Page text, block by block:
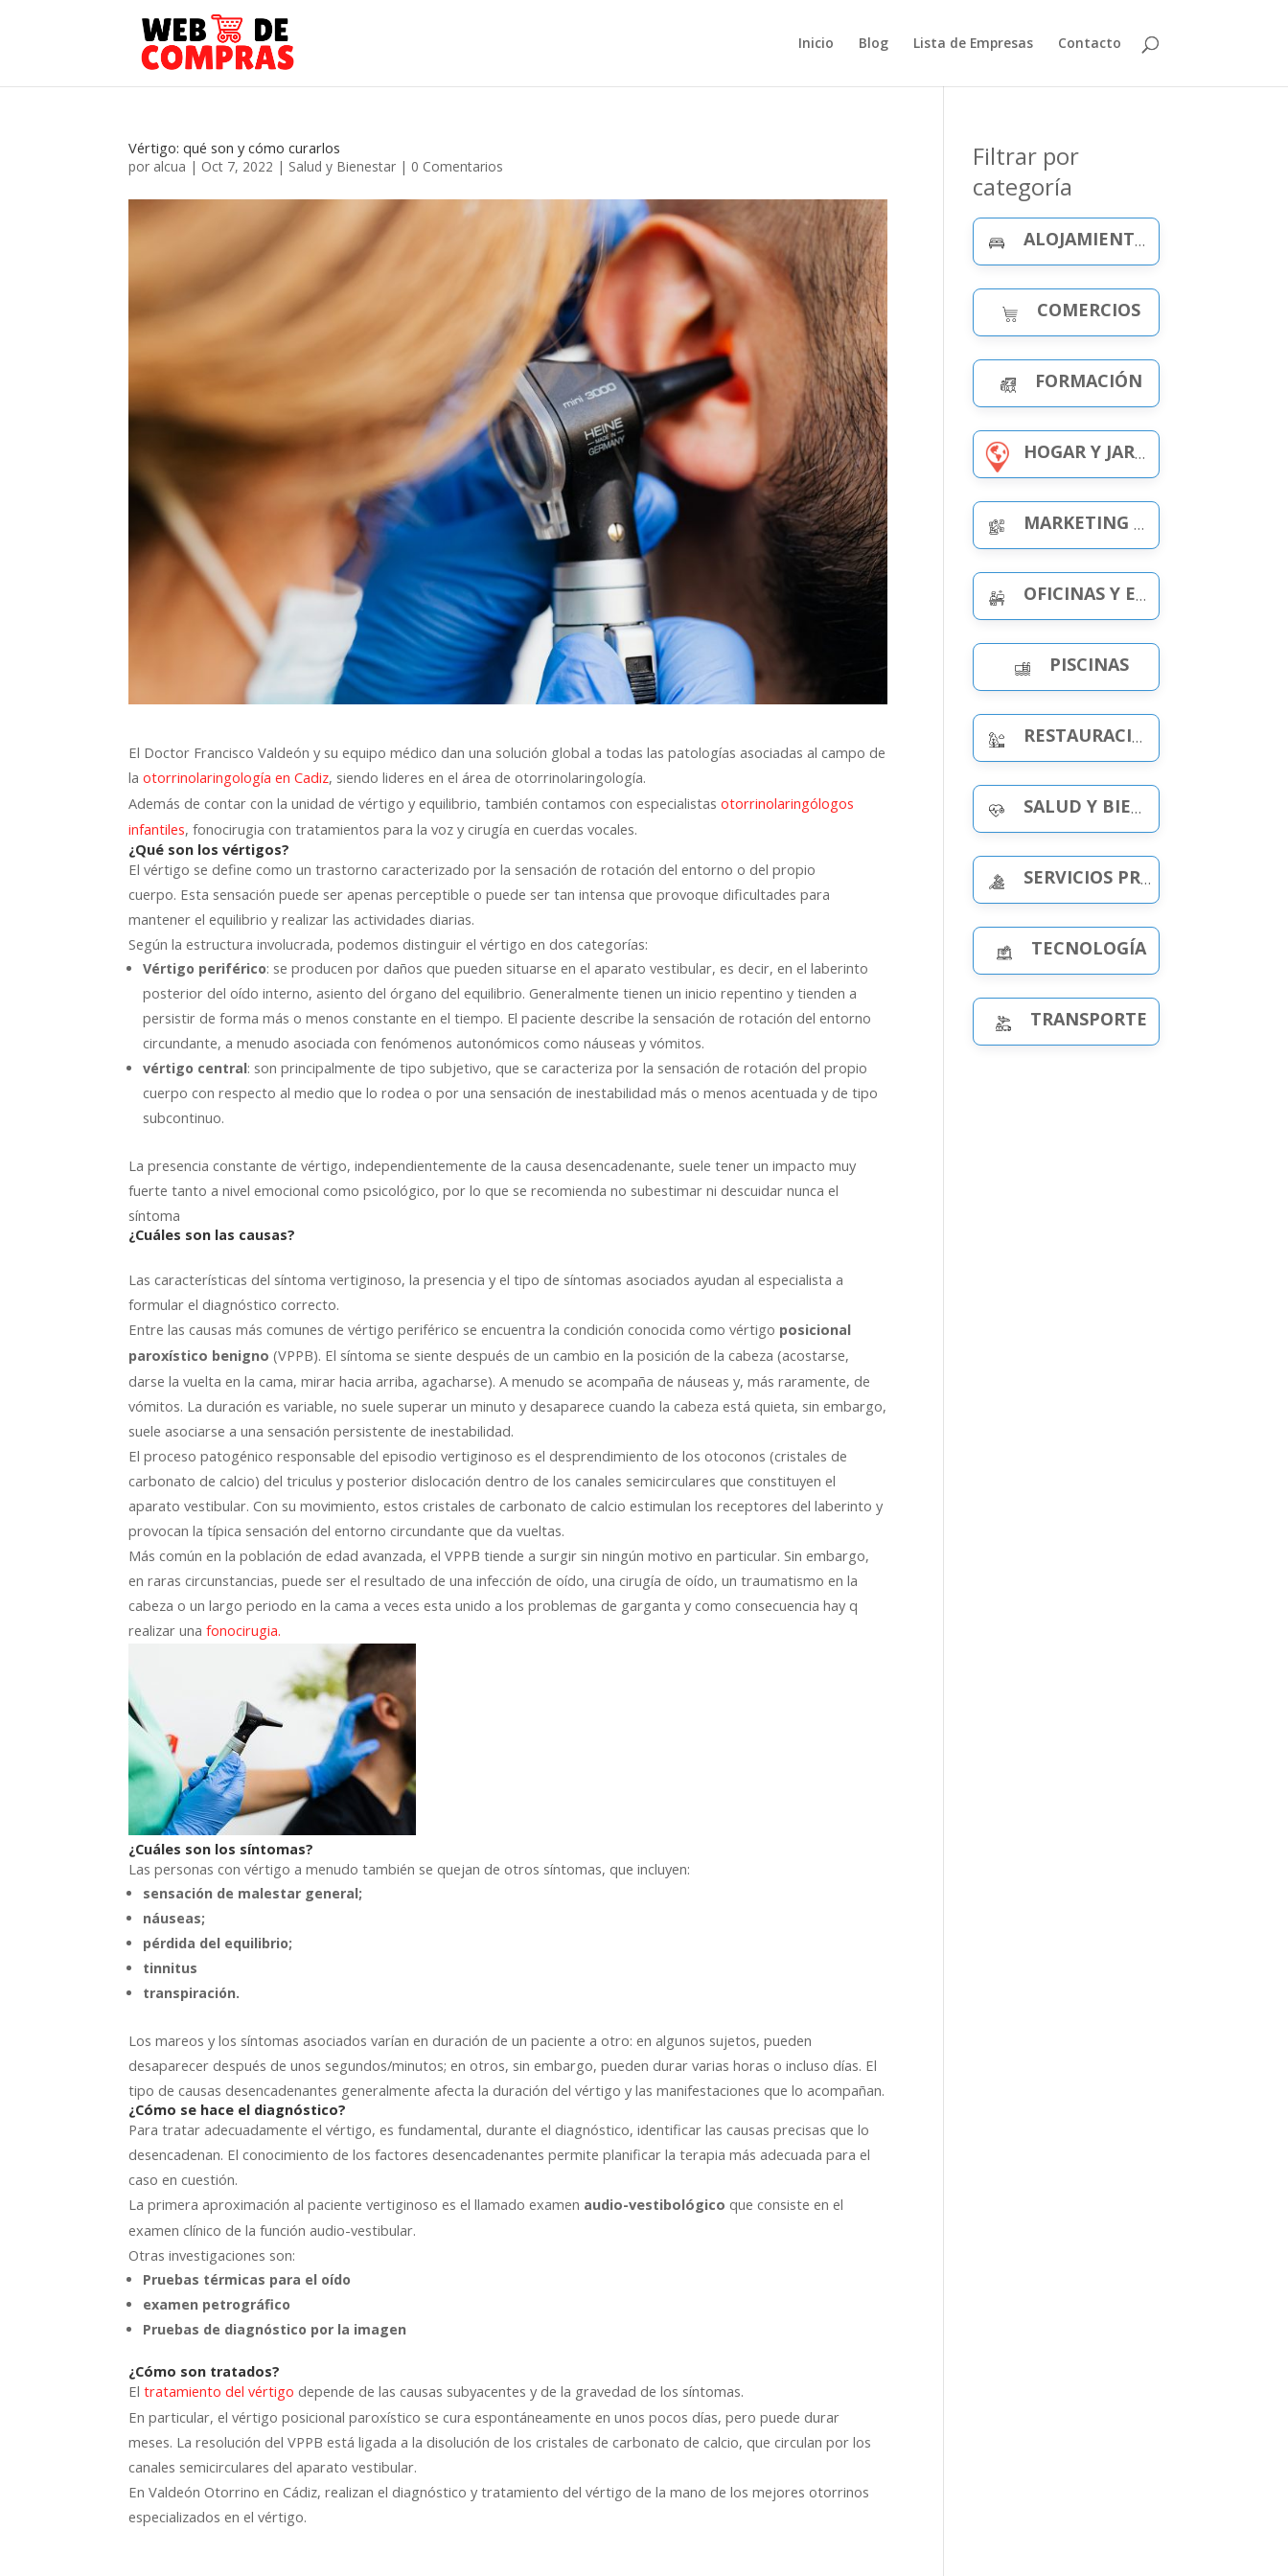
Inicio Blog Lista de Empresas Contacto
Vértigo: qué son y cómo curarlos
por alcua | Oct 7, 2022 | Salud y Bienestar | 0 Comentarios
El Doctor Francisco Valdeón y su equipo médico dan una solución global a todas las patologías asociadas al campo de
laotorrinolaringología en Cadiz, siendo lideres en el área de otorrinolaringología.
Además de contar con la unidad de vértigo y equilibrio, también contamos con especialistasotorrinolaringólogos
infantiles, fonocirugia con tratamientos para la voz y cirugía en cuerdas vocales.
¿Qué son los vértigos?
El vértigo se define como un trastorno caracterizado por la sensación de rotación del entorno o del propio
cuerpo. Esta sensación puede ser apenas perceptible o puede ser tan intensa que provoque dificultades para
mantener el equilibrio y realizar las actividades diarias.
Según la estructura involucrada, podemos distinguir el vértigo en dos categorías:
Vértigo periférico: se producen por daños que pueden situarse en el aparato vestibular, es decir, en el laberinto
posterior del oído interno, asiento del órgano del equilibrio. Generalmente tienen un inicio repentino y tienden a
persistir de forma más o menos constante en el tiempo. El paciente describe la sensación de rotación del entorno
circundante, a menudo asociada con fenómenos autonómicos como náuseas y vómitos.
vértigo central: son principalmente de tipo subjetivo, que se caracteriza por la sensación de rotación del propio
cuerpo con respecto al medio que lo rodea o por una sensación de inestabilidad más o menos acentuada y de tipo
subcontinuo.
La presencia constante de vértigo, independientemente de la causa desencadenante, suele tener un impacto muy
fuerte tanto a nivel emocional como psicológico, por lo que se recomienda no subestimar ni descuidar nunca el
síntoma
¿Cuáles son las causas?
Las características del síntoma vertiginoso, la presencia y el tipo de síntomas asociados ayudan al especialista a
formular el diagnóstico correcto.
Entre las causas más comunes de vértigo periférico se encuentra la condición conocida como vértigo posicional
paroxístico benigno (VPPB). El síntoma se siente después de un cambio en la posición de la cabeza (acostarse,
darse la vuelta en la cama, mirar hacia arriba, agacharse). A menudo se acompaña de náuseas y, más raramente, de
vómitos. La duración es variable, no suele superar un minuto y desaparece cuando la cabeza está quieta, sin embargo,
suele asociarse a una sensación persistente de inestabilidad.
El proceso patogénico responsable del episodio vertiginoso es el desprendimiento de los otoconos (cristales de
carbonato de calcio) del triculus y posterior dislocación dentro de los canales semicirculares que constituyen el
aparato vestibular. Con su movimiento, estos cristales de carbonato de calcio estimulan los receptores del laberinto y
provocan la típica sensación del entorno circundante que da vueltas.
Más común en la población de edad avanzada, el VPPB tiende a surgir sin ningún motivo en particular. Sin embargo,
en raras circunstancias, puede ser el resultado de una infección de oído, una cirugía de oído, un traumatismo en la
cabeza o un largo periodo en la cama a veces esta unido a los problemas de garganta y como consecuencia hay q
realizar una fonocirugia.
¿Cuáles son los síntomas?
Las personas con vértigo a menudo también se quejan de otros síntomas, que incluyen:
sensación de malestar general;
náuseas;
pérdida del equilibrio;
tinnitus
transpiración.
Los mareos y los síntomas asociados varían en duración de un paciente a otro: en algunos sujetos, pueden
desaparecer después de unos segundos/minutos; en otros, sin embargo, pueden durar varias horas o incluso días. El
tipo de causas desencadenantes generalmente afecta la duración del vértigo y las manifestaciones que lo acompañan.
¿Cómo se hace el diagnóstico?
Para tratar adecuadamente el vértigo, es fundamental, durante el diagnóstico, identificar las causas precisas que lo
desencadenan. El conocimiento de los factores desencadenantes permite planificar la terapia más adecuada para el
caso en cuestión.
La primera aproximación al paciente vertiginoso es el llamado examen audio-vestibológico que consiste en el
examen clínico de la función audio-vestibular.
Otras investigaciones son:
Pruebas térmicas para el oído
examen petrográfico
Pruebas de diagnóstico por la imagen
¿Cómo son tratados?
Eltratamiento del vértigo depende de las causas subyacentes y de la gravedad de los síntomas.
En particular, el vértigo posicional paroxístico se cura espontáneamente en unos pocos días, pero puede durar
meses. La resolución del VPPB está ligada a la disolución de los cristales de carbonato de calcio, que circulan por los
canales semicirculares del aparato vestibular.
En Valdeón Otorrino en Cádiz, realizan el diagnóstico y tratamiento del vértigo de la mano de los mejores otorrinos
especializados en el vértigo.
Filtrar por
categoría
ALOJAMIENTO Y CELEBRACIONES
COMERCIOS
FORMACIÓN
HOGAR Y JARDÍN
MARKETING Y PUBLICIDAD
OFICINAS Y ESPACIOS DE TRABAJO
PISCINAS
RESTAURACIÓN Y OCIO
SALUD Y BIENESTAR
SERVICIOS PROFESIONALES
TECNOLOGÍA
TRANSPORTE